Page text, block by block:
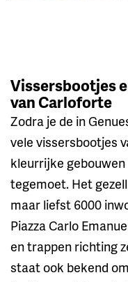
Vissersbootjes
van Carloforte
Zodra je de in
vele vissersbootjes
kleurrijke
tegemoet. Het
maar liefst 6000
Piazza Carlo
en trappen richting
staat ook bekend